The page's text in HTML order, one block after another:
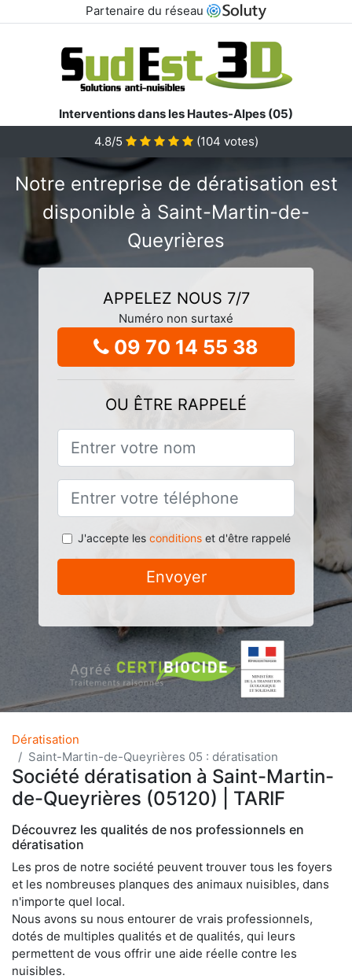
Partenaire du réseau
Interventions dans les Hautes-Alpes (05)
4.8/5
(104 votes)
Notre entreprise de dératisation est
disponible à Saint-Martin-de-
Queyrières
APPELEZ NOUS 7/7
Numéro non surtaxé
09 70 14 55 38
OU ÊTRE RAPPELÉ
J'accepte les conditionset d'être rappelé
Envoyer
Dératisation
Saint-Martin-de-Queyrières 05 : dératisation
Société dératisation à Saint-Martin-
de-Queyrières (05120) | TARIF
Découvrez les qualités de nos professionnels en
dératisation
Les pros de notre société peuvent trouver tous les foyers
et les nombreuses planques des animaux nuisibles, dans
n'importe quel local.
Nous avons su nous entourer de vrais professionnels,
dotés de multiples qualités et de qualités, qui leurs
permettent de vous offrir une aide réelle contre les
nuisibles.